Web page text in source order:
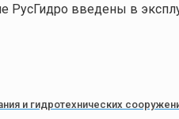
РусГидро введены в
и гидротехнических